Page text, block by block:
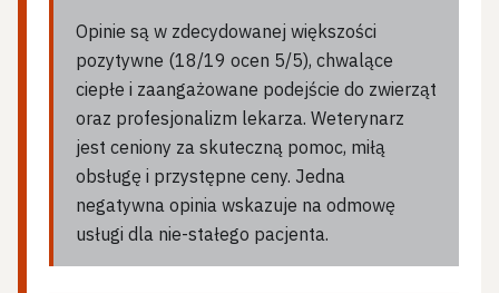
Opinie są w zdecydowanej większości
pozytywne (18/19 ocen 5/5), chwalące
ciepłe i zaangażowane podejście do zwierząt
oraz profesjonalizm lekarza. Weterynarz
jest ceniony za skuteczną pomoc, miłą
obsługę i przystępne ceny. Jedna
negatywna opinia wskazuje na odmowę
usługi dla nie-stałego pacjenta.